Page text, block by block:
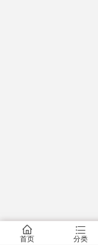
󰂠
首页
󰂦
分类